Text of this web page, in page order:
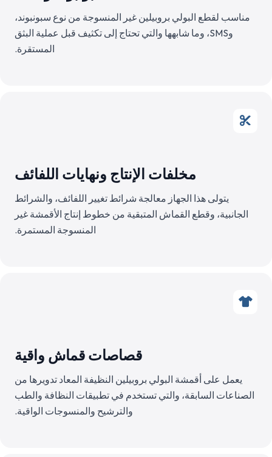
مناسب لقطع البولي بروبيلين غير المنسوجة من نوع سبونبوند،
وSMS، وما شابهها والتي تحتاج إلى تكثيف قبل عملية البثق
المستقرة.
مخلفات الإنتاج ونهايات اللفائف
يتولى هذا الجهاز معالجة شرائط تغيير اللفائف، والشرائط
الجانبية، وقطع القماش المتبقية من خطوط إنتاج الأقمشة غير
المنسوجة المستمرة.
قصاصات قماش واقية
يعمل على أقمشة البولي بروبيلين النظيفة المعاد تدويرها من
الصناعات السابقة، والتي تستخدم في تطبيقات النظافة والطب
والترشيح والمنسوجات الواقية.